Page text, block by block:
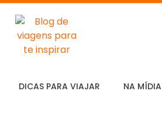
DICAS PARA VIAJAR NA MÍDIA